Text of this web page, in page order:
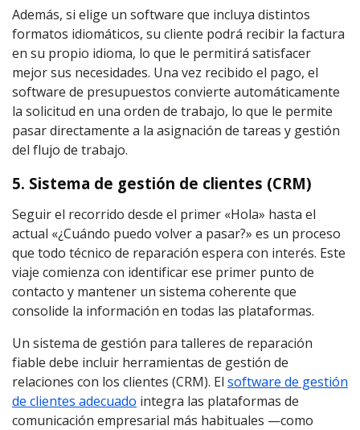
Además, si elige un software que incluya distintos
formatos idiomáticos, su cliente podrá recibir la factura
en su propio idioma, lo que le permitirá satisfacer
mejor sus necesidades. Una vez recibido el pago, el
software de presupuestos convierte automáticamente
la solicitud en una orden de trabajo, lo que le permite
pasar directamente a la asignación de tareas y gestión
del flujo de trabajo.
5. Sistema de gestión de clientes (CRM)
Seguir el recorrido desde el primer «Hola» hasta el
actual «¿Cuándo puedo volver a pasar?» es un proceso
que todo técnico de reparación espera con interés. Este
viaje comienza con identificar ese primer punto de
contacto y mantener un sistema coherente que
consolide la información en todas las plataformas.
Un sistema de gestión para talleres de reparación
fiable debe incluir herramientas de gestión de
relaciones con los clientes (CRM). El software de gestión
de clientes adecuado integra las plataformas de
comunicación empresarial más habituales —como